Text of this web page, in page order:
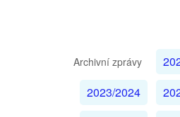
Archivní zprávy
2023/2024